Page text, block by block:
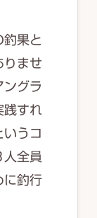
釣果と
りませ
ングラ
すれ
いうコ
人全員
に釣行